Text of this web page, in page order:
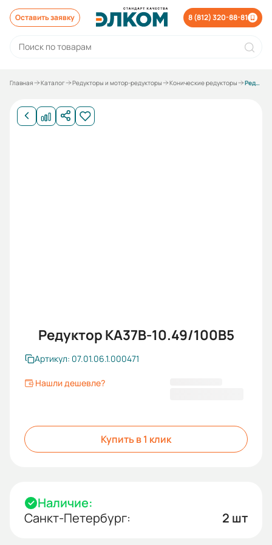
Оставить заявку 8 (812) 320-88-81
Главная Каталог Редукторы и мотор-редукторы Конические редукторы Редуктор KA37B-10.49/100В5
Редуктор KA37B-10.49/100В5
Артикул: 07.01.06.1.000471
Нашли дешевле?
Купить в 1 клик
Наличие:
Санкт-Петербург:
2 шт